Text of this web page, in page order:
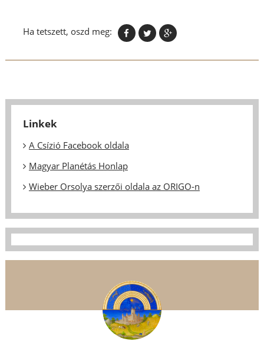
Ha tetszett, oszd meg:
Linkek
A Csízió Facebook oldala
Magyar Planétás Honlap
Wieber Orsolya szerzői oldala az ORIGO-n